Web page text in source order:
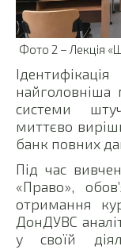
Фото 2 – Лекція
найголовніша
системи
миттєво
банк повних
Під час
«Право»,
отримання
ДонДУВС
у своїй